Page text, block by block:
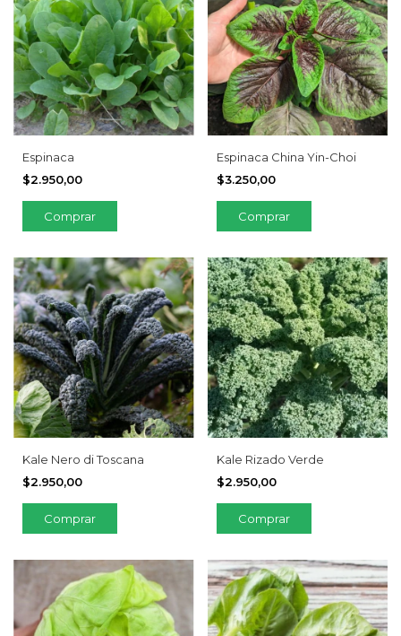
Espinaca
$2.950,00
Comprar
Espinaca China Yin-Choi
$3.250,00
Kale Nero di Toscana
$2.950,00
Kale Rizado Verde
$2.950,00